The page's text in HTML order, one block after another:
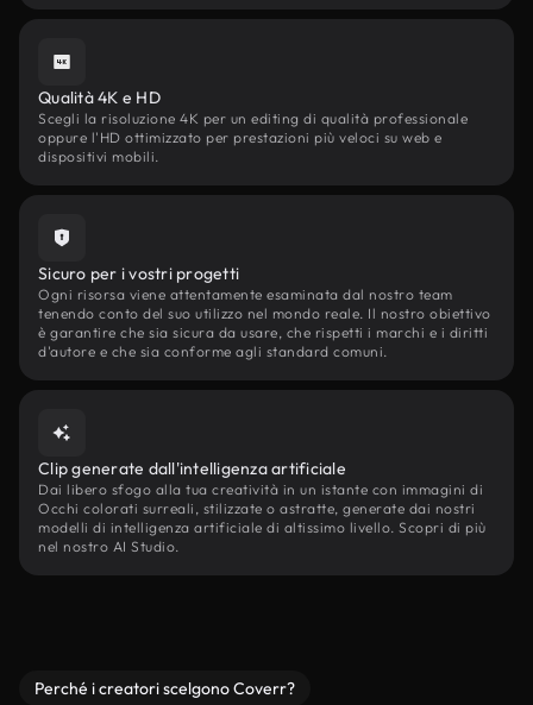
Qualità 4K e HD
Scegli la risoluzione 4K per un editing di qualità professionale
oppure l'HD ottimizzato per prestazioni più veloci su web e
dispositivi mobili.
Sicuro per i vostri progetti
Ogni risorsa viene attentamente esaminata dal nostro team
tenendo conto del suo utilizzo nel mondo reale. Il nostro obiettivo
è garantire che sia sicura da usare, che rispetti i marchi e i diritti
d'autore e che sia conforme agli standard comuni.
Clip generate dall'intelligenza artificiale
Dai libero sfogo alla tua creatività in un istante con immagini di
Occhi colorati surreali, stilizzate o astratte, generate dai nostri
modelli di intelligenza artificiale di altissimo livello. Scopri di più
nel nostro AI Studio.
Perché i creatori scelgono Coverr?